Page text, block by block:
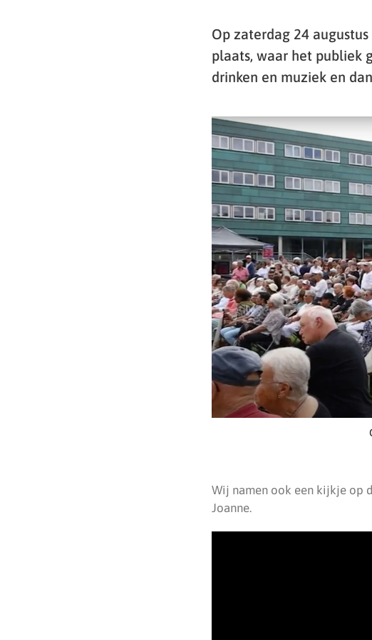
Op zaterdag 24
plaats, waar het publiek
drinken en muziek en
Wij namen ook een kijkje op
Joanne.